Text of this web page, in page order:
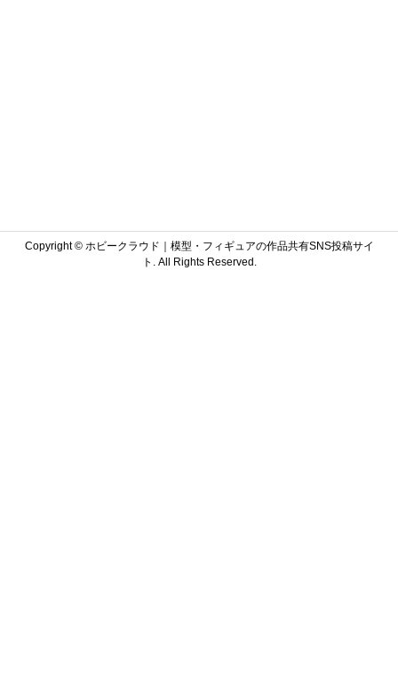
Copyright ©ホビークラウド｜模型・フィギュアの作品共有SNS投稿サイ
ト. All Rights Reserved.